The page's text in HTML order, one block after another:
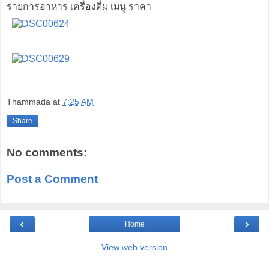
รายการอาหาร เครื่องดื่ม เมนู ราคา
Thammada at 7:25 AM
Share
No comments:
Post a Comment
‹ ›
Home
View web version